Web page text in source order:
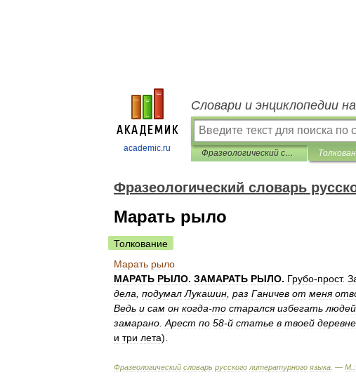
academic.ru
Словари и энциклопедии
Фразеологический словарь русского литературного языка
Фразеологический словарь
Марать рыло
Толкование
Марать рыло
МАРАТЬ РЫЛО. ЗАМАРАТЬ РЫЛО. Грубо-прост.
дела подумал Лукашин раз Ганичев от меня
Ведь и сам он когда-то старался избегать людей
замарано Арест по 58-й статье в твоей деревне
и три лета).
Фразеологический словарь русского литературного языка . — М :